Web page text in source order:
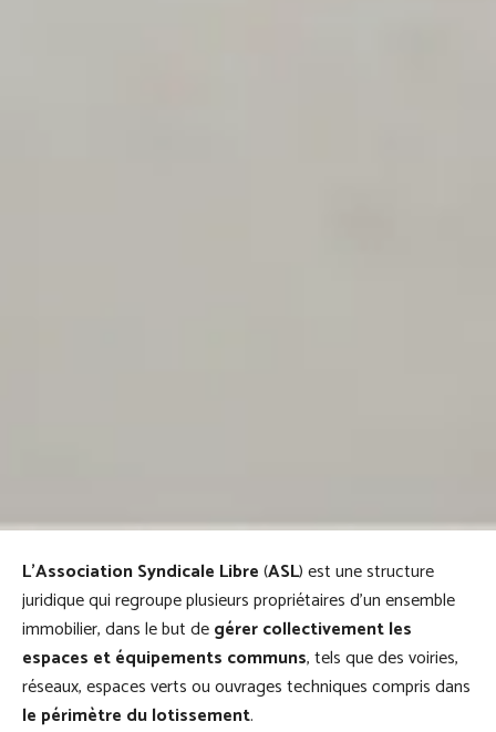
L’Association Syndicale Libre(ASL) est une structure
juridique qui regroupe plusieurs propriétaires d’un ensemble
immobilier, dans le but degérer collectivement les
espaces et équipements communs, tels que des voiries,
réseaux, espaces verts ou ouvrages techniques compris dans
le périmètre du lotissement.